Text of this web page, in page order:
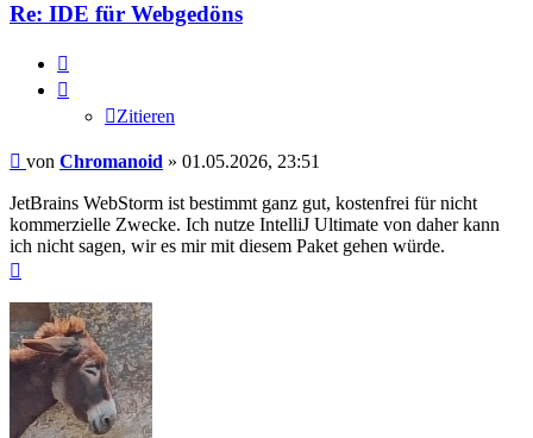
Re: IDE für Webgedöns
Zitieren
Beitrag
von Chromanoid » 01.05.2026, 23:51
JetBrains WebStorm ist bestimmt ganz gut, kostenfrei für nicht
kommerzielle Zwecke. Ich nutze IntelliJ Ultimate von daher kann
ich nicht sagen, wir es mir mit diesem Paket gehen würde.